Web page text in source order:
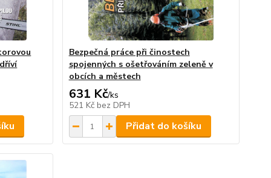
Bezpečná práce při činostech
spojenných s ošetřováním zeleně v
obcích a městech
631 Kč/ks
521 Kč bez DPH
Přidat do košíku